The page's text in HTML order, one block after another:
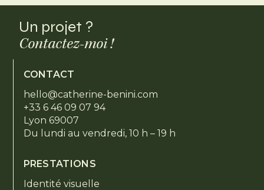
Un projet ?
Contactez-moi !
CONTACT
hello@catherine-benini.com
+33 6 46 09 07 94
Lyon 69007
Du lundi au vendredi, 10 h – 19 h
PRESTATIONS
Identité visuelle